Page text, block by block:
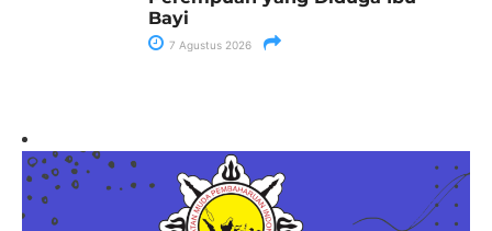
Bayi
7 Agustus 2026